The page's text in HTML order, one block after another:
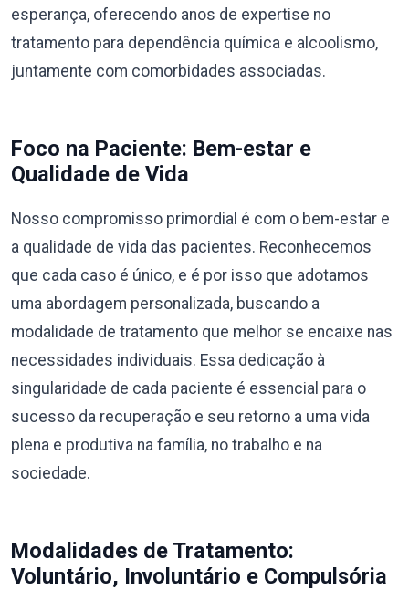
esperança, oferecendo anos de expertise no
tratamento para dependência química e alcoolismo,
juntamente com comorbidades associadas.
Foco na Paciente: Bem-estar e
Qualidade de Vida
Nosso compromisso primordial é com o bem-estar e
a qualidade de vida das pacientes. Reconhecemos
que cada caso é único, e é por isso que adotamos
uma abordagem personalizada, buscando a
modalidade de tratamento que melhor se encaixe nas
necessidades individuais. Essa dedicação à
singularidade de cada paciente é essencial para o
sucesso da recuperação e seu retorno a uma vida
plena e produtiva na família, no trabalho e na
sociedade.
Modalidades de Tratamento:
Voluntário, Involuntário e Compulsória